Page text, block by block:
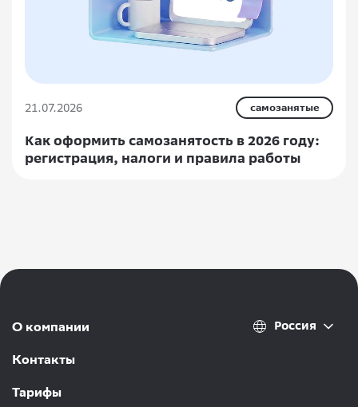
21.07.2026 самозанятые
Как оформить самозанятость в 2026 году:
регистрация, налоги и правила работы
О компании
Контакты
Тарифы
Россия